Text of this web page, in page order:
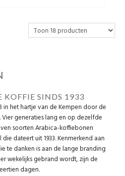
KOFFIE SINDS 1933
in het hartje van de Kempen door de
generaties lang en op dezelfde
soorten Arabica-koffiebonen
dateert uit 1933. Kenmerkend aan
te danken is aan de lange branding
wekelijks gebrand wordt, zijn de
dagen.